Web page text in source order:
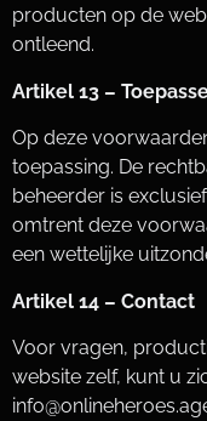
producten op de
ontleend.
Artikel 13 –
Op deze
toepassing. De
beheerder is
omtrent deze
een wettelijke
Artikel 14 – Contact
Voor vragen,
website zelf, kunt u